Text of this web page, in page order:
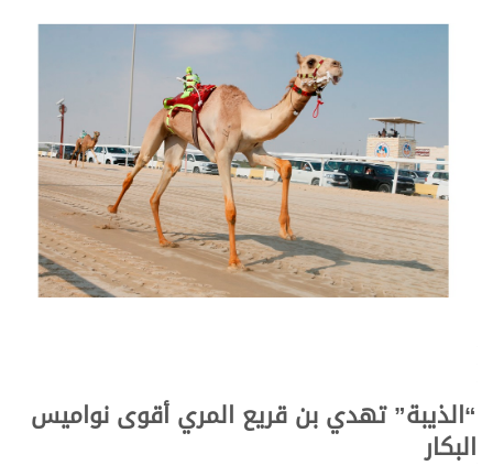
“الذيبة” تهدي بن قريع المري أقوى نواميس
البكار